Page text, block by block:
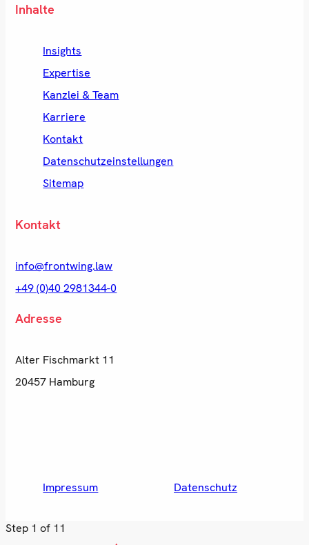
Inhalte
Insights
Expertise
Kanzlei & Team
Karriere
Kontakt
Datenschutzeinstellungen
Sitemap
Kontakt
info@frontwing.law
+49 (0)40 2981344-0
Adresse
Alter Fischmarkt 11
20457 Hamburg
Impressum Datenschutz
Step 1 of 11